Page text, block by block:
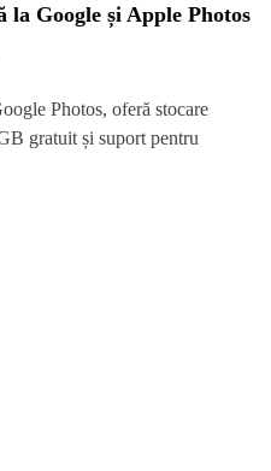
Google și Apple Photos
Photos, oferă stocare
gratuit și suport pentru